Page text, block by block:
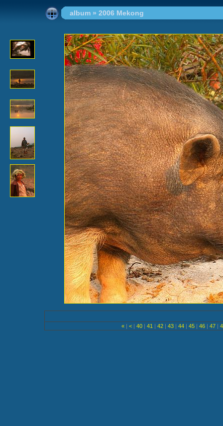
album » 2006 Mekong
« | < | 40 | 41 | 42 | 43 | 44 | 45 | 46 | 47 |